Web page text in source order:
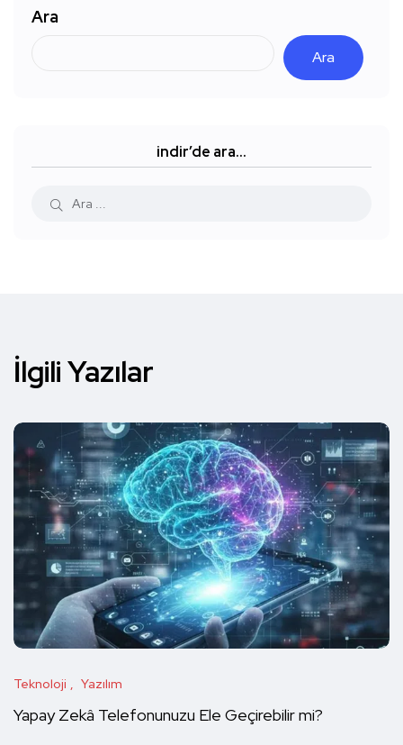
Ara
Ara
indir’de ara…
İlgili Yazılar
Teknoloji Yazılım
Yapay Zekâ Telefonunuzu Ele Geçirebilir mi?